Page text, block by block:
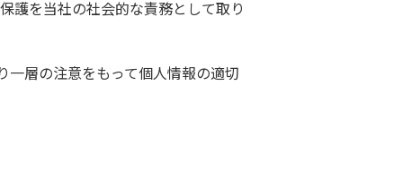
護を当社の社会的な責務として取り
層の注意をもって個人情報の適切